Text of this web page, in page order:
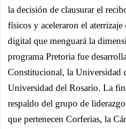
la decisión de clausurar el
físicos y aceleraron el aterrizaje
digital que menguará la
programa Pretoria fue
Constitucional, la Universidad
Universidad del Rosario. La
respaldo del grupo de
que pertenecen Corferias, la